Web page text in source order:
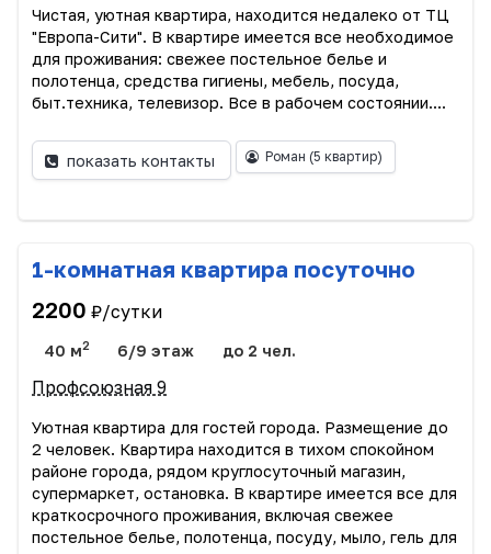
Чистая, уютная квартира, находится недалеко от ТЦ
"Европа-Сити". В квартире имеется все необходимое
для проживания: свежее постельное белье и
полотенца, средства гигиены, мебель, посуда,
быт.техника, телевизор. Все в рабочем состоянии....
показать контакты Роман (5 квартир)
1-комнатная квартира посуточно
2200 ₽/сутки
40 м2 6/9 этаж до 2 чел.
Профсоюзная 9
Уютная квартира для гостей города. Размещение до
2 человек. Квартира находится в тихом спокойном
районе города, рядом круглосуточный магазин,
супермаркет, остановка. В квартире имеется все для
краткосрочного проживания, включая свежее
постельное белье, полотенца, посуду, мыло, гель для